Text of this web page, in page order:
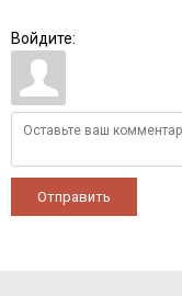
Войдите:
Отправить